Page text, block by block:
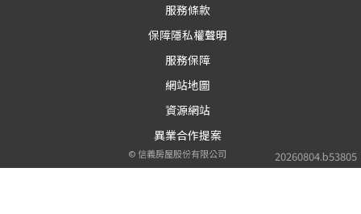
20260804.b53805
服務條款
保障隱私權聲明
服務保障
網站地圖
資源網站
異業合作提案
©信義房屋股份有限公司